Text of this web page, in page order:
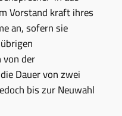
Vorstand kraft ihres
an, sofern sie
der
Dauer von zwei
bis zur Neuwahl